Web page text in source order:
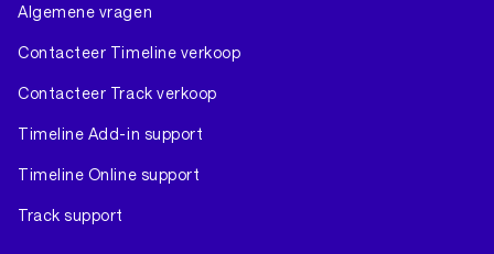
Algemene vragen
Contacteer Timeline verkoop
Contacteer Track verkoop
Timeline Add-in support
Timeline Online support
Track support